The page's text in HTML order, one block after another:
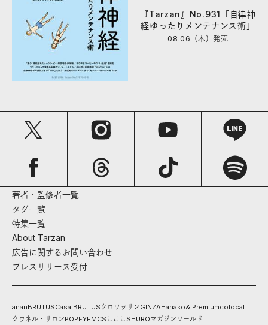
『Tarzan』No.931「自律神
経ゆったりメンテナンス術」
08.06（木）発売
著者・監修者一覧
タグ一覧
特集一覧
About Tarzan
広告に関するお問い合わせ
プレスリリース受付
ananBRUTUSCasa BRUTUS クロワッサンGINZAHanako& Premiumcolocal
クウネル・サロンPOPEYEMCS こここ SHUROマガジンワールド